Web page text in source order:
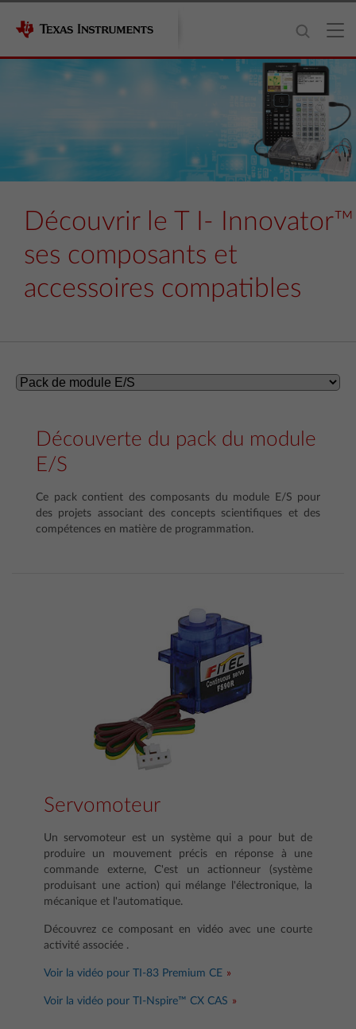
Découvrir le T I-
ses composants et
accessoires compatibles
Découverte du pack du module
E/S
Ce pack contient des composants du module E/S pour
des projets associant des concepts scientifiques et des
compétences en matière de programmation.
Servomoteur
Un servomoteur est un système qui a pour but de
produire un mouvement précis en réponse à une
commande externe, C'est un actionneur (système
produisant une action) qui mélange l'électronique, la
mécanique et l'automatique.
Découvrez ce composant en vidéo avec une courte
activité associée .
Voir la vidéo pour TI-83 Premium CE
Voir la vidéo pour TI-Nspire™ CX CAS